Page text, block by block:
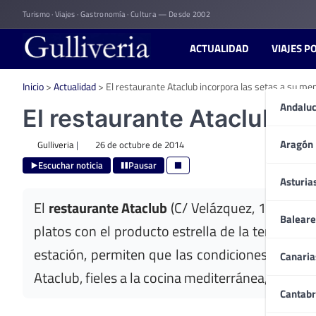
to
content
Turismo · Viajes · Gastronomía · Cultura — Desde 2002
ACTUALIDAD VIAJES
Aragón
Inicio>Actualidad> El restaurante Ataclub incorpora las setas a su
El restaurante Ataclub
Gulliveria| 26 de octubre de 2014
Escuchar noticia Pausar
El restaurante Ataclub (C/ Velázquez, 150 – 91
platos con el producto estrella de la temporada:
estación, permiten que las condiciones de
Ataclub, fieles a la cocina mediterránea, las